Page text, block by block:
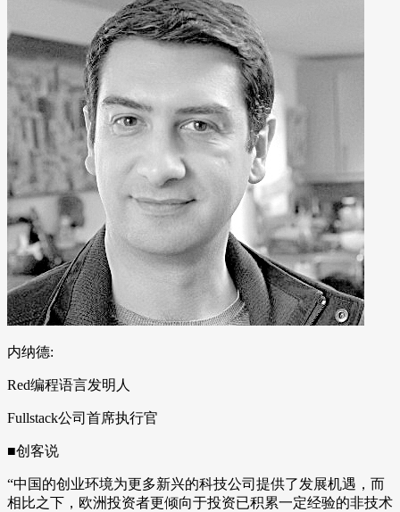
内纳德:
Red编程语言发明人
Fullstack公司首席执行官
■创客说
“中国的创业环境为更多新兴的科技公司提供了发展机遇，而
相比之下，欧洲投资者更倾向于投资已积累一定经验的非技术